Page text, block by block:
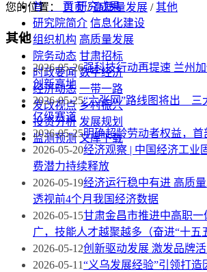
首 页 研究成果
研究院简介 信息化建设
组织机构 高质量发展
院务动态 甘肃招标
时政要闻 数字经济
经济动态 一带一路
发改视点 乡村振兴
投资分析 发展规划
监测预测 文库下载
您的位置： 首页/高质量发展 /其他
其他
2026-05-26强科技行动再提速 兰州
创新高地
2026-05-25“六张网”路线图将出 三
亿级赛道
2026-05-25明确超龄劳动者权益，首
2026-05-20经济观察 | 中国经济工业
费潜力持续释放
2026-05-19经济运行稳中有进 高质
透视前4个月我国经济数据
2026-05-15甘肃金昌市推进中高职
广，技能人才越聚越多（奋进“十五
2026-05-12创新驱动发展 激发品牌活
2026-05-11“义乌发展经验”引领打